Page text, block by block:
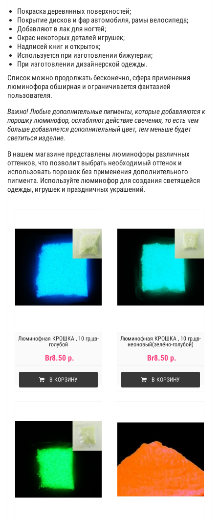
Покраска деревянных поверхностей;
Покрытие дисков и фар автомобиля, рамы велосипеда;
Добавляют в лак для ногтей;
Окрас некоторых деталей игрушек;
Надписей книг и открыток;
Используется при изготовлении бижутерии;
При изготовлении дизайнерской одежды.
Список можно продолжать бесконечно, сфера применения
люминофора обширная и ограничивается фантазией
пользователя.
Важно! Любые дополнительные пигменты, которые добавляются к
порошку люминофор, ослабляют действие свечения, то есть чем
больше добавляется дополнительный цвет, тем меньше будет
светиться изделие.
В нашем магазине представлены люминофоры различных
оттенков, что позволит выбрать необходимый оттенок и
использовать порошок без применения дополнительного
пигмента. Используйте люминофор для создания светящейся
одежды, игрушек и праздничных украшений.
Люминофная КРОШКА , 10 гр,цв-
голубой
Br8.50 р.
В КОРЗИНУ
Люминофная КРОШКА , 10 гр,цв-
неоновый(зелёно-голубой)
Br8.50 р.
В КОРЗИНУ